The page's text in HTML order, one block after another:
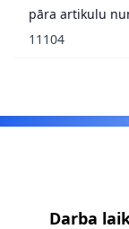
pāra artikulu
11104
Darba